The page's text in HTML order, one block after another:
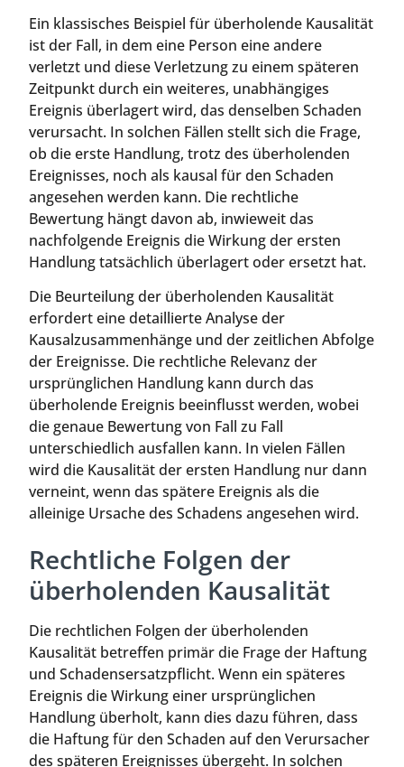
Ein klassisches Beispiel für überholende Kausalität
ist der Fall, in dem eine Person eine andere
verletzt und diese Verletzung zu einem späteren
Zeitpunkt durch ein weiteres, unabhängiges
Ereignis überlagert wird, das denselben Schaden
verursacht. In solchen Fällen stellt sich die Frage,
ob die erste Handlung, trotz des überholenden
Ereignisses, noch als kausal für den Schaden
angesehen werden kann. Die rechtliche
Bewertung hängt davon ab, inwieweit das
nachfolgende Ereignis die Wirkung der ersten
Handlung tatsächlich überlagert oder ersetzt hat.
Die Beurteilung der überholenden Kausalität
erfordert eine detaillierte Analyse der
Kausalzusammenhänge und der zeitlichen Abfolge
der Ereignisse. Die rechtliche Relevanz der
ursprünglichen Handlung kann durch das
überholende Ereignis beeinflusst werden, wobei
die genaue Bewertung von Fall zu Fall
unterschiedlich ausfallen kann. In vielen Fällen
wird die Kausalität der ersten Handlung nur dann
verneint, wenn das spätere Ereignis als die
alleinige Ursache des Schadens angesehen wird.
Rechtliche Folgen der
überholenden Kausalität
Die rechtlichen Folgen der überholenden
Kausalität betreffen primär die Frage der Haftung
und Schadensersatzpflicht. Wenn ein späteres
Ereignis die Wirkung einer ursprünglichen
Handlung überholt, kann dies dazu führen, dass
die Haftung für den Schaden auf den Verursacher
des späteren Ereignisses übergeht. In solchen